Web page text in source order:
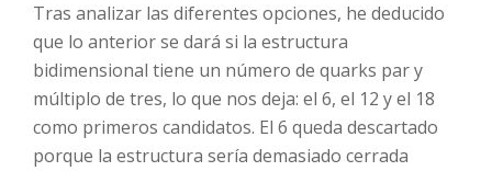
Tras analizar las diferentes opciones, he deducido
que lo anterior se dará si la estructura
bidimensional tiene un número de quarks par y
múltiplo de tres, lo que nos deja: el 6, el 12 y el 18
como primeros candidatos. El 6 queda descartado
porque la estructura sería demasiado cerrada